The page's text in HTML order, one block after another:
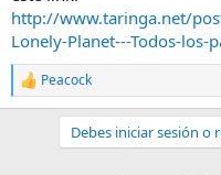
http://www.taringa.net/
Lonely-Planet---Todos-los-
R
e
Peacock
Debes iniciar sesión